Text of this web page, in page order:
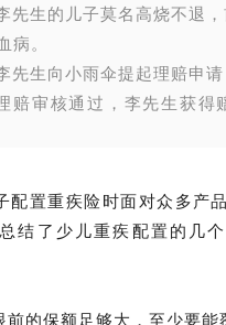
生的儿子莫名高烧不退，
病。
生向小雨伞提起理赔申请
赔审核通过，李先生获得
配置重疾险时面对众多产
结了少儿重疾配置的几
前的保额足够大，至少要